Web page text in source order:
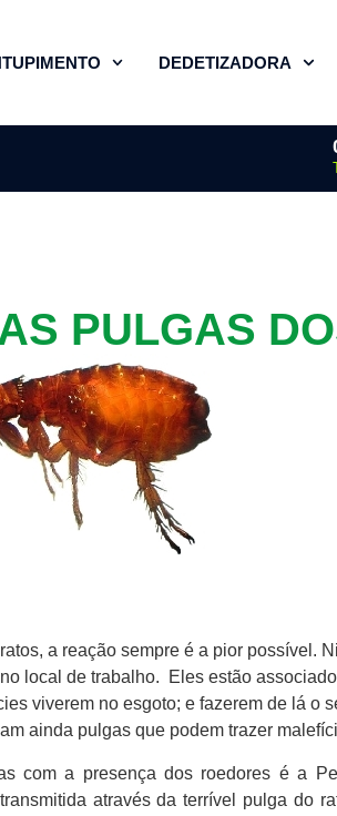
DEDETIZADORA
PULGAS
a reação sempre é a pior possível.
local de trabalho. Eles estão
viverem no esgoto; e fazerem de lá o
ainda pulgas que podem trazer
com a presença dos roedores é a
através da terrível pulga do